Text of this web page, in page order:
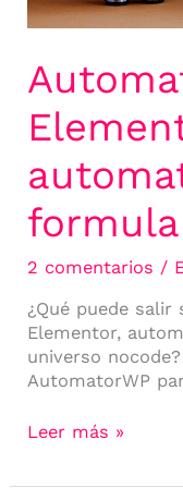
2 comentarios /
¿Qué puede
Elementor,
universo
AutomatorWP
Leer más »